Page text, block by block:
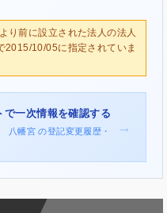
り前に設立された法人の法人
2015/10/05に指定されていま
で一次情報を確認する
幡宮 の登記変更履歴・
→